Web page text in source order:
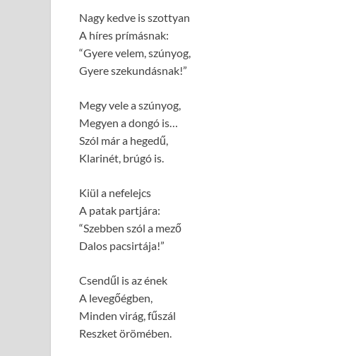
Nagy kedve is szottyan
A híres prímásnak:
“Gyere velem, szúnyog,
Gyere szekundásnak!”
Megy vele a szúnyog,
Megyen a dongó is…
Szól már a hegedű,
Klarinét, brúgó is.
Kiül a nefelejcs
A patak partjára:
“Szebben szól a mező
Dalos pacsirtája!”
Csendűl is az ének
A levegőégben,
Minden virág, fűszál
Reszket örömében.